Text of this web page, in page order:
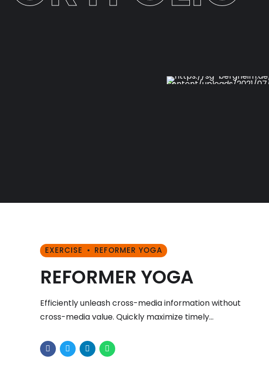
EXERCISE REFORMER YOGA
REFORMER YOGA
Efficiently unleash cross-media information without
cross-media value. Quickly maximize timely